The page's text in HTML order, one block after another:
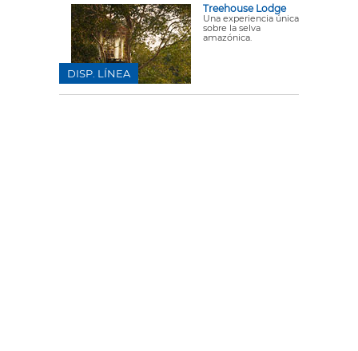
Treehouse Lodge
Una experiencia única
sobre la selva
amazónica.
DISP. LÍNEA